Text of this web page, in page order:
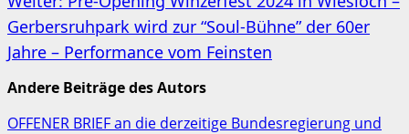
Gerbersruhpark wird zur “Soul-Bühne” der 60er
Jahre – Performance vom Feinsten
Andere Beiträge des Autors
OFFENER BRIEF an die derzeitige Bundesregierung und